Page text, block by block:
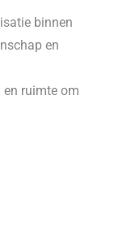
binnen
en
ruimte om